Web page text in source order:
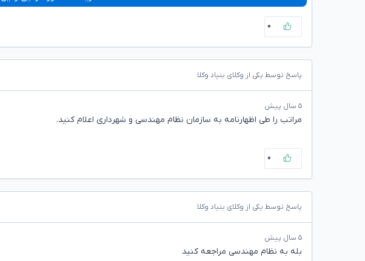
۰
پاسخ توسط یکی از وکلای بنیاد وکلا
۵ سال پیش
مراتب را طی اظهارنامه به سازمان نظام مهندسی و شهرداری اعلام کنید.
۰
پاسخ توسط یکی از وکلای بنیاد وکلا
۵ سال پیش
بله به نظام مهندسی مراجعه کنید